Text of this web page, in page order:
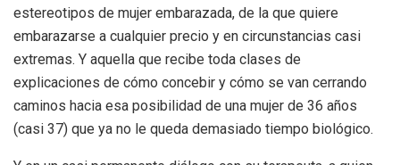
estereotipos de mujer embarazada, de la que quiere
embarazarse a cualquier precio y en circunstancias casi
extremas. Y aquella que recibe toda clases de
explicaciones de cómo concebir y cómo se van cerrando
caminos hacia esa posibilidad de una mujer de 36 años
(casi 37) que ya no le queda demasiado tiempo biológico.